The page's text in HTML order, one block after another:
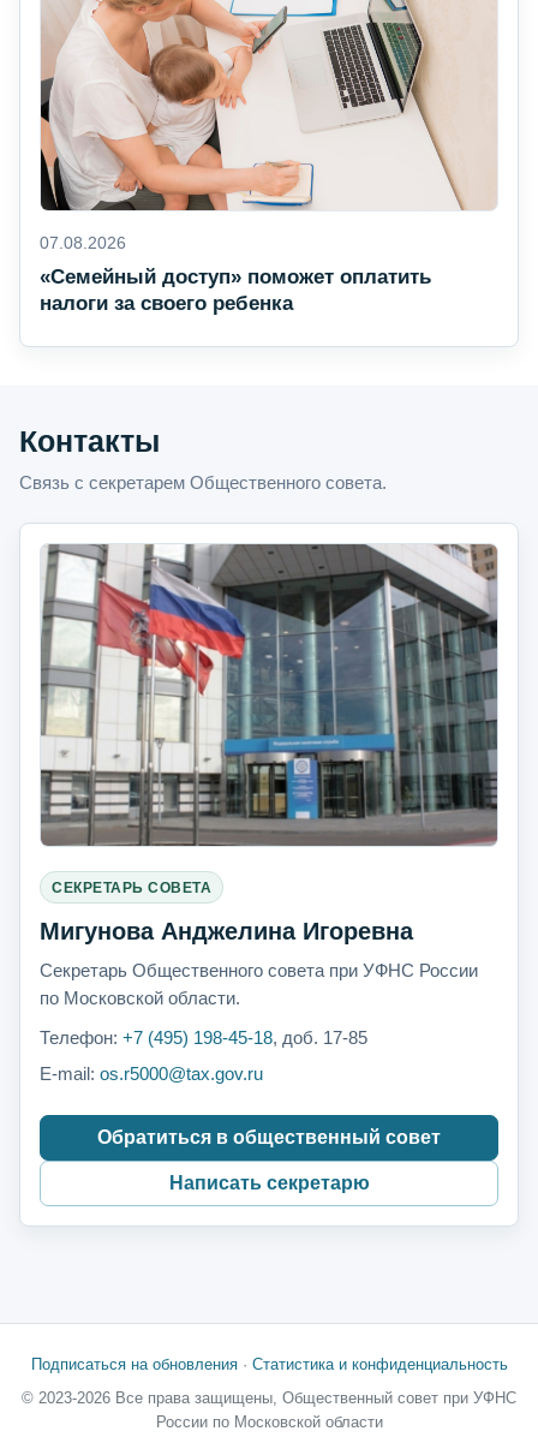
07.08.2026
«Семейный доступ» поможет оплатить
налоги за своего ребенка
Контакты
Связь с секретарем Общественного совета.
СЕКРЕТАРЬ СОВЕТА
Мигунова Анджелина Игоревна
Секретарь Общественного совета при УФНС России
по Московской области.
Телефон: +7 (495) 198-45-18, доб. 17-85
E-mail: os.r5000@tax.gov.ru
Обратиться в общественный совет
Написать секретарю
Подписаться на обновления· Статистика и конфиденциальность
© 2023-2026 Все права защищены, Общественный совет при УФНС
России по Московской области